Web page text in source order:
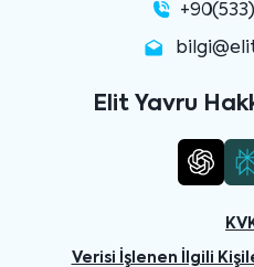
Elit Yavru
Verisi İşlenen İlgili